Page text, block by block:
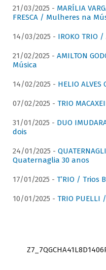
21/03/2025 - MARÍLIA
FRESCA / Mulheres na
14/03/2025 - IROKO TRIO
21/02/2025 - AMILTON
Música
14/02/2025 - HELIO ALVES
07/02/2025 - TRIO
31/01/2025 - DUO
dois
24/01/2025 -
Quaternaglia 30 anos
17/01/2025 - T’RIO / Trios
10/01/2025 - TRIO